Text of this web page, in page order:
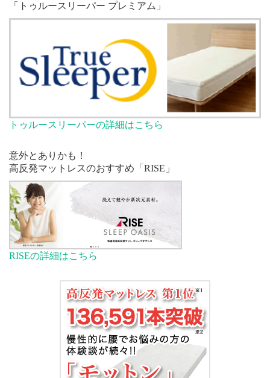
「トゥルースリーパー プレミアム」
トゥルースリーパーの詳細はこちら
意外とありかも！
高反発マットレスのおすすめ「RISE」
RISEの詳細はこちら